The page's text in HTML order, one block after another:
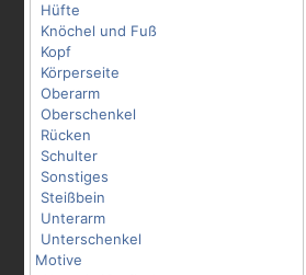
Hüfte
Knöchel und Fuß
Kopf
Körperseite
Oberarm
Oberschenkel
Rücken
Schulter
Sonstiges
Steißbein
Unterarm
Unterschenkel
Motive